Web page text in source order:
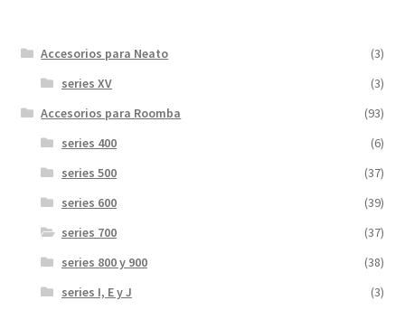
54,99€.32,99€.
Accesorios para Neato
(3)
series XV
(3)
Accesorios para Roomba
(93)
series 400
(6)
series 500
(37)
series 600
(39)
series 700
(37)
series 800 y 900
(38)
series I, E y J
(3)